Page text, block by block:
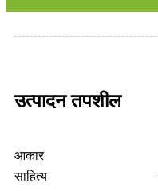
उत्पादन तपशील
आकार
साहित्य